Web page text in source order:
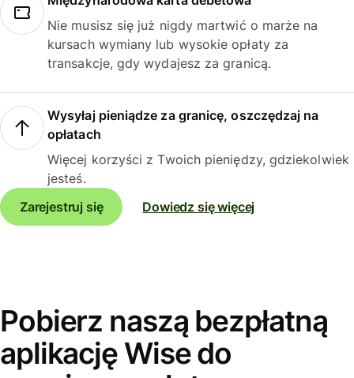
Nie musisz się już nigdy martwić o marże na
kursach wymiany lub wysokie opłaty za
transakcje, gdy wydajesz za granicą.
Wysyłaj pieniądze za granicę, oszczędzaj na
opłatach
Więcej korzyści z Twoich pieniędzy, gdziekolwiek
jesteś.
Zarejestruj się
Dowiedz się więcej
Pobierz naszą bezpłatną
aplikację Wise do